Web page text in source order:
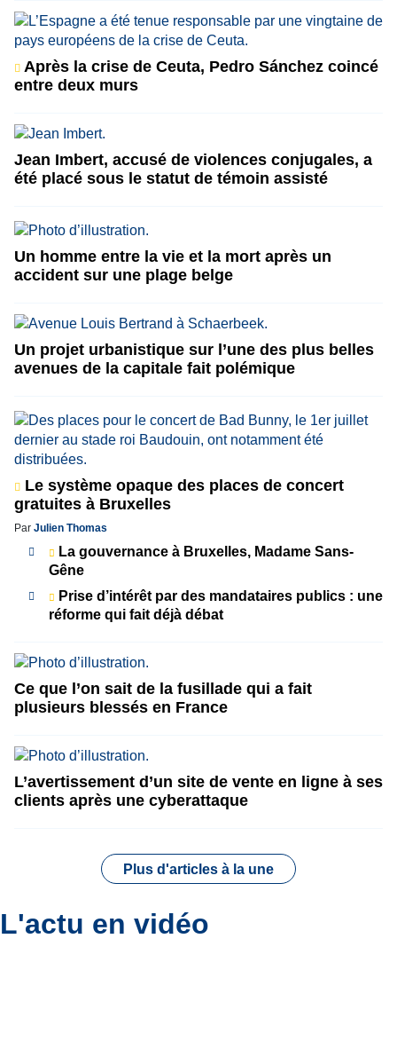
Après la crise de Ceuta, Pedro Sánchez coincé
entre deux murs
Jean Imbert, accusé de violences conjugales, a
été placé sous le statut de témoin assisté
Un homme entre la vie et la mort après un
accident sur une plage belge
Un projet urbanistique sur l’une des plus belles
avenues de la capitale fait polémique
Le système opaque des places de concert
gratuites à Bruxelles
Par Julien Thomas
La gouvernance à Bruxelles, Madame Sans-
Gêne
Prise d’intérêt par des mandataires publics : une
réforme qui fait déjà débat
Ce que l’on sait de la fusillade qui a fait
plusieurs blessés en France
L’avertissement d’un site de vente en ligne à ses
clients après une cyberattaque
Plus d'articles à la une
L'actu en vidéo